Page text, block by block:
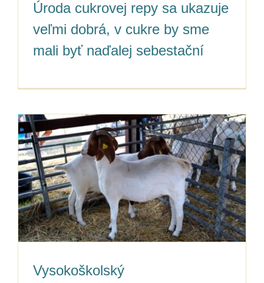
Úroda cukrovej repy sa ukazuje
veľmi dobrá, v cukre by sme
mali byť naďalej sebestační
Vysokoškolský